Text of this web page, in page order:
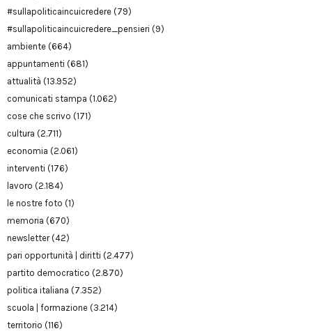
#sullapoliticaincuicredere (79)
#sullapoliticaincuicredere_pensieri (9)
ambiente (664)
appuntamenti (681)
attualità (13.952)
comunicati stampa (1.062)
cose che scrivo (171)
cultura (2.711)
economia (2.061)
interventi (176)
lavoro (2.184)
le nostre foto (1)
memoria (670)
newsletter(42)
pari opportunità | diritti (2.477)
partito democratico (2.870)
politica italiana (7.352)
scuola | formazione (3.214)
territorio (116)